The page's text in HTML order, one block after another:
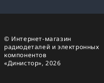
© Интернет-магазин
радиодеталей и электронных
компонентов
«Динистор»,2026